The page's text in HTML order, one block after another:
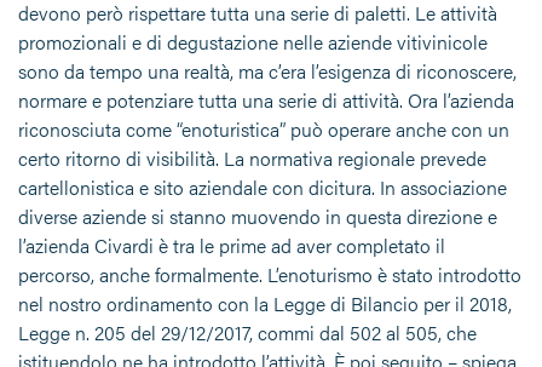
devono però rispettare tutta una serie di paletti. Le attività
promozionali e di degustazione nelle aziende vitivinicole
sono da tempo una realtà, ma c’era l’esigenza di riconoscere,
normare e potenziare tutta una serie di attività. Ora l’azienda
riconosciuta come “enoturistica” può operare anche con un
certo ritorno di visibilità. La normativa regionale prevede
cartellonistica e sito aziendale con dicitura. In associazione
diverse aziende si stanno muovendo in questa direzione e
l’azienda Civardi è tra le prime ad aver completato il
percorso, anche formalmente. L’enoturismo è stato introdotto
nel nostro ordinamento con la Legge di Bilancio per il 2018,
Legge n. 205 del 29/12/2017, commi dal 502 al 505, che
istituendolo ne ha introdotto l’attività. È poi seguito – spiega